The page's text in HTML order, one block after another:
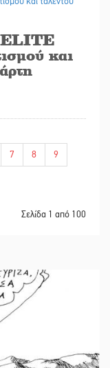
ELITE
και
7 8
9
Σελίδα 1 από 100